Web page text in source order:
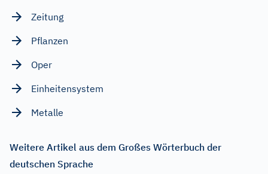
Zeitung
Pflanzen
Oper
Einheitensystem
Metalle
Weitere Artikel aus dem Großes Wörterbuch der
deutschen Sprache